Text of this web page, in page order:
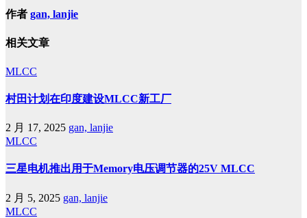
作者 gan, lanjie
相关文章
MLCC
村田计划在印度建设MLCC新工厂
2 月 17, 2025 gan, lanjie
MLCC
三星电机推出用于Memory电压调节器的25V MLCC
2 月 5, 2025 gan, lanjie
MLCC